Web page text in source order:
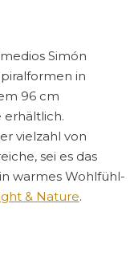
Simón
in
96 cm
erhältlich.
vielzahl von
sei es das
warmes Wohlfühl-
& Nature.